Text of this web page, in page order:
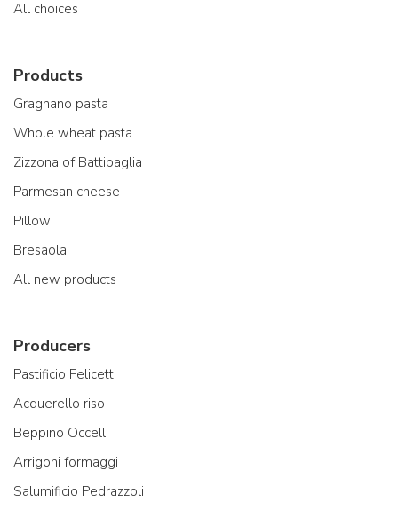
All choices
Products
Gragnano pasta
Whole wheat pasta
Zizzona of Battipaglia
Parmesan cheese
Pillow
Bresaola
All new products
Producers
Pastificio Felicetti
Acquerello riso
Beppino Occelli
Arrigoni formaggi
Salumificio Pedrazzoli